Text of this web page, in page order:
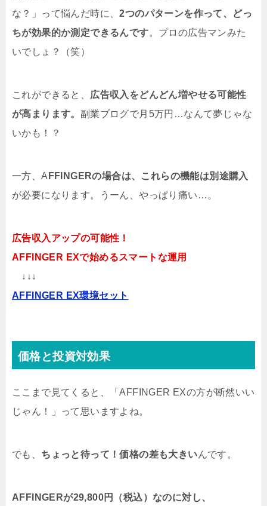
な？」って悩んだ時に、2つのパターンを作って、どっ
ちが効果的か測定できるんです。プロの広告マンみた
いでしょ？（笑）
これができると、 広告収入をどんどん増やせる可能性
が高まります。 副業ブログで月5万円…なんて夢じゃな
いかも！？
一方、A FFINGERの場合は、これらの機能は別途購入
が必要になります。うーん、やっぱり痛い…。
広告収入アップの可能性！
AFFINGER EXで始めるスマートな運用
↓↓↓
AFFINGER EX環境セット
価格と投資対効果
ここまで見てくると、「AFFINGER EXの方が断然いい
じゃん！」って思いますよね。
でも、 ちょっと待って！価格の差も大きいんです。
AFFINGERが29,800円（税込）なのに対し、